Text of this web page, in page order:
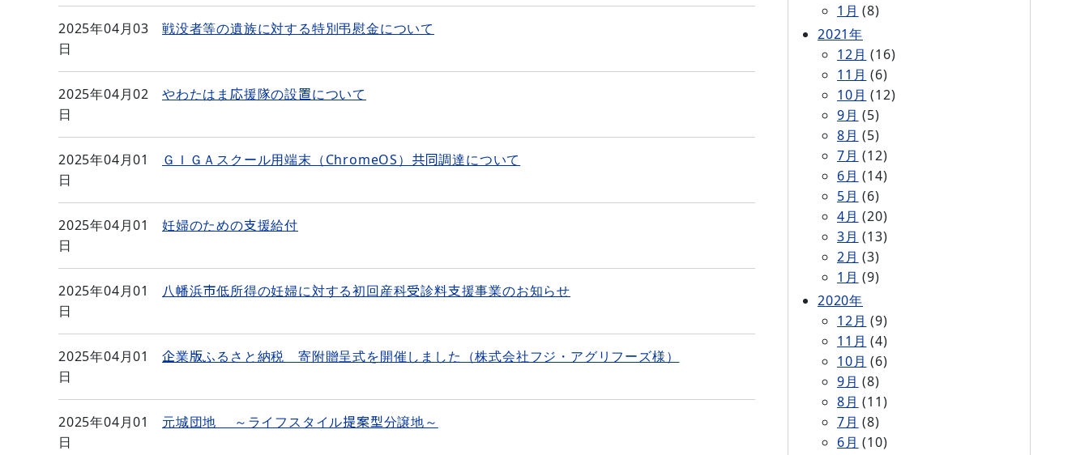
2025年04月03
日
戦没者等の遺族に対する特別弔慰金について
2025年04月02
日
やわたはま応援隊の設置について
2025年04月01
日
ＧＩＧＡスクール用端末（ChromeOS）共同調達について
2025年04月01
日
妊婦のための支援給付
2025年04月01
日
八幡浜市低所得の妊婦に対する初回産科受診料支援事業のお知らせ
2025年04月01
日
企業版ふるさと納税 寄附贈呈式を開催しました（株式会社フジ・アグリフーズ様）
2025年04月01
日
元城団地 ～ライフスタイル提案型分譲地～
1月 (8)
2021年
12月 (16)
11月 (6)
10月 (12)
9月 (5)
8月 (5)
7月 (12)
6月 (14)
5月 (6)
4月 (20)
3月 (13)
2月 (3)
1月 (9)
2020年
12月 (9)
11月 (4)
10月 (6)
9月 (8)
8月 (11)
7月 (8)
6月 (10)